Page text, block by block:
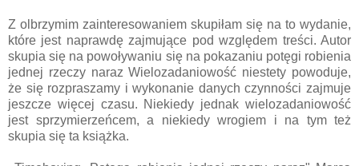
Z olbrzymim zainteresowaniem skupiłam się na to wydanie,
które jest naprawdę zajmujące pod względem treści. Autor
skupia się na powoływaniu się na pokazaniu potęgi robienia
jednej rzeczy naraz Wielozadaniowość niestety powoduje,
że się rozpraszamy i wykonanie danych czynności zajmuje
jeszcze więcej czasu. Niekiedy jednak wielozadaniowość
jest sprzymierzeńcem, a niekiedy wrogiem i na tym też
skupia się ta książka.